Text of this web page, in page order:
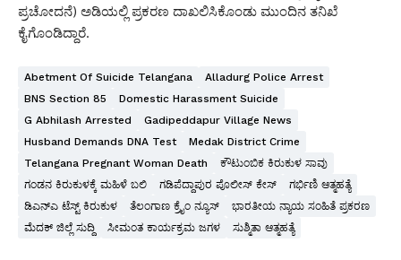
ಪ್ರಚೋದನೆ) ಅಡಿಯಲ್ಲಿ ಪ್ರಕರಣ ದಾಖಲಿಸಿಕೊಂಡು ಮುಂದಿನ ತನಿಖೆ
ಕೈಗೊಂಡಿದ್ದಾರೆ.
Abetment Of Suicide Telangana
Alladurg Police Arrest
BNS Section 85
Domestic Harassment Suicide
G Abhilash Arrested
Gadipeddapur Village News
Husband Demands DNA Test
Medak District Crime
Telangana Pregnant Woman Death
ಕೌಟುಂಬಿಕ ಕಿರುಕುಳ ಸಾವು
ಗಂಡನ ಕಿರುಕುಳಕ್ಕೆ ಮಹಿಳೆ ಬಲಿ
ಗಡಿಪೆದ್ದಾಪುರ ಪೊಲೀಸ್ ಕೇಸ್
ಗರ್ಭಿಣಿ ಆತ್ಮಹತ್ಯೆ
ಡಿಎನ್‌ಎ ಟೆಸ್ಟ್ ಕಿರುಕುಳ
ತೆಲಂಗಾಣ ಕ್ರೈಂ ನ್ಯೂಸ್
ಭಾರತೀಯ ನ್ಯಾಯ ಸಂಹಿತೆ ಪ್ರಕರಣ
ಮೆದಕ್ ಜಿಲ್ಲೆ ಸುದ್ದಿ
ಸೀಮಂತ ಕಾರ್ಯಕ್ರಮ ಜಗಳ ಸುಶ್ಮಿತಾ ಆತ್ಮಹತ್ಯೆ